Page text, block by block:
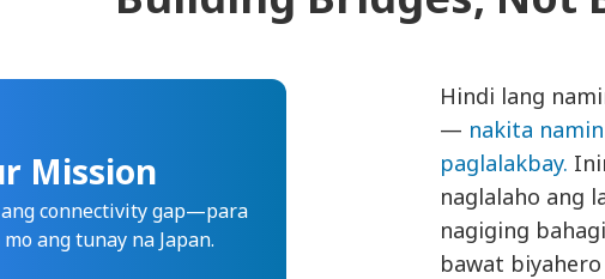
Mission
connectivity gap—para
ang tunay na Japan.
Hindi lang
— nakita
paglalakbay.
naglalaho ang
nagiging
bawat